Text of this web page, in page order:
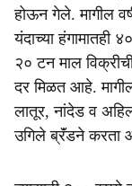
होऊन गेले. मागील
यंदाच्या
२० टन माल
दर मिळत आहे.
लातूर, नांदेड व
उगिले ब्रॅंडने करता